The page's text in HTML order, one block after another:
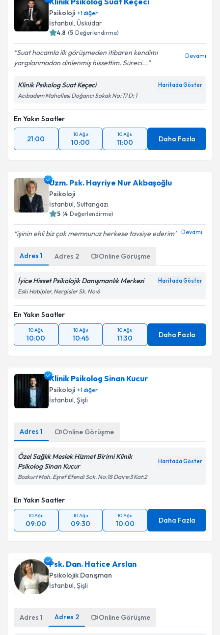
Psikoloji +1diğer
İstanbul, Üsküdar
4.8 (5 Değerlendirme)
Suat hocamla ilk görüşmeden itibaren kendimi
yargılanmadan dinlenmiş hissettim. Süreci...
Devamı
Klinik Psikolog Suat Keçeci Haritada Göster
Acıbadem Mahallesi Doğancı Sokak No: 17 D: 1
En Yakın Saatler
21:00
10 Ağu
10:00
10 Ağu
11:00 Daha Fazla
Uzm. Psk. Hayriye Nur Akbaşoğlu
Psikoloji
İstanbul, Sultangazi
5 (4 Değerlendirme)
işinin ehli biz çok memnunuz herkese tavsiye ederim Devamı
Adres 1 Adres 2 Online Görüşme
İyice Hisset Psikolojik Danışmanlık Merkezi Haritada Göster
Eski Habipler, Nergisler Sk. No:6
En Yakın Saatler
10 Ağu
10:00
10 Ağu
10:45
10 Ağu
11:30 Daha Fazla
Klinik Psikolog Sinan Kucur
Psikoloji +1diğer
İstanbul, Şişli
Adres 1 Online Görüşme
Özel Sağlık Meslek Hizmet Birimi Klinik
Psikolog Sinan Kucur
Haritada Göster
Bozkurt Mah. Eşref Efendi Sok. No:18 Daire:3 Kat:2
En Yakın Saatler
10 Ağu
09:00
10 Ağu
09:30
10 Ağu
10:00 Daha Fazla
Psk. Dan. Hatice Arslan
Psikolojik Danışman
İstanbul, Şişli
Adres 1 Adres 2 Online Görüşme